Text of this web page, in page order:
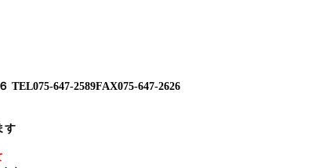
647-2589FAX075-647-2626
す